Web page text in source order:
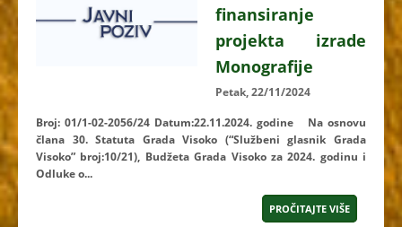
finansiranje
projekta izrade
Monografije
Petak, 22/11/2024
Broj: 01/1-02-2056/24 Datum:22.11.2024. godine Na osnovu
člana 30. Statuta Grada Visoko (“Službeni glasnik Grada
Visoko” broj:10/21), Budžeta Grada Visoko za 2024. godinu i
Odluke o...
PROČITAJTE VIŠE